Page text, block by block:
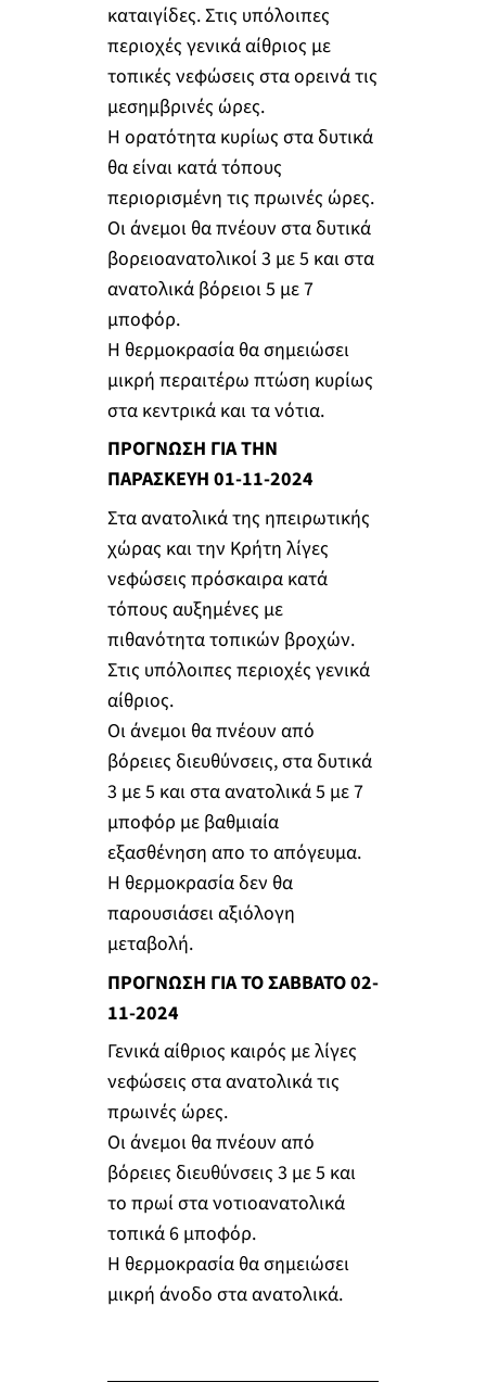
καταιγίδες. Στις υπόλοιπες
περιοχές γενικά αίθριος με
τοπικές νεφώσεις στα ορεινά τις
μεσημβρινές ώρες.
Η ορατότητα κυρίως στα δυτικά
θα είναι κατά τόπους
περιορισμένη τις πρωινές ώρες.
Οι άνεμοι θα πνέουν στα δυτικά
βορειοανατολικοί 3 με 5 και στα
ανατολικά βόρειοι 5 με 7
μποφόρ.
Η θερμοκρασία θα σημειώσει
μικρή περαιτέρω πτώση κυρίως
στα κεντρικά και τα νότια.
ΠΡΟΓΝΩΣΗ ΓΙΑ ΤΗΝ
ΠΑΡΑΣΚΕΥΗ 01-11-2024
Στα ανατολικά της ηπειρωτικής
χώρας και την Κρήτη λίγες
νεφώσεις πρόσκαιρα κατά
τόπους αυξημένες με
πιθανότητα τοπικών βροχών.
Στις υπόλοιπες περιοχές γενικά
αίθριος.
Οι άνεμοι θα πνέουν από
βόρειες διευθύνσεις, στα δυτικά
3 με 5 και στα ανατολικά 5 με 7
μποφόρ με βαθμιαία
εξασθένηση απο το απόγευμα.
Η θερμοκρασία δεν θα
παρουσιάσει αξιόλογη
μεταβολή.
ΠΡΟΓΝΩΣΗ ΓΙΑ ΤΟ ΣΑΒΒΑΤΟ 02-
11-2024
Γενικά αίθριος καιρός με λίγες
νεφώσεις στα ανατολικά τις
πρωινές ώρες.
Οι άνεμοι θα πνέουν από
βόρειες διευθύνσεις 3 με 5 και
το πρωί στα νοτιοανατολικά
τοπικά 6 μποφόρ.
Η θερμοκρασία θα σημειώσει
μικρή άνοδο στα ανατολικά.